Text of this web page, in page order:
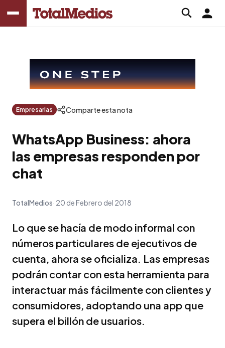
Empresarias Comparte esta nota
WhatsApp Business: ahora
las empresas responden por
chat
TotalMedios 20 de Febrero del 2018
Lo que se hacía de modo informal con
números particulares de ejecutivos de
cuenta, ahora se oficializa. Las empresas
podrán contar con esta herramienta para
interactuar más fácilmente con clientes y
consumidores, adoptando una app que
supera el billón de usuarios.